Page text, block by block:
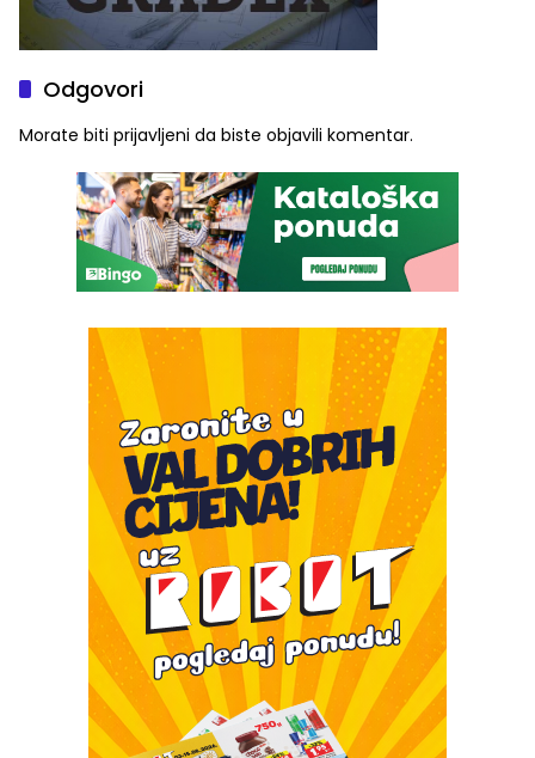
Odgovori
Morate biti prijavljeni da biste objavili komentar.